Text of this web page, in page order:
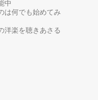
中
は何でも始めてみ
洋楽を聴きあさる